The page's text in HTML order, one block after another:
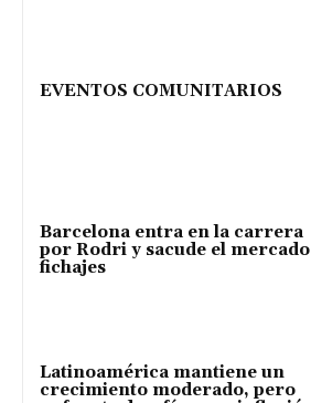
EVENTOS COMUNITARIOS
Barcelona entra en la carrera
por Rodri y sacude el
fichajes
Latinoamérica mantiene un
crecimiento moderado, pero